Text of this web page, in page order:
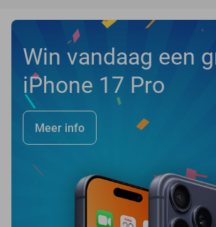
Win vandaag een
iPhone 17 Pro
Meer info